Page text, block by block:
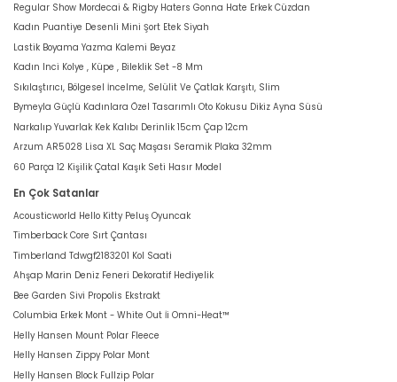
Regular Show Mordecai & Rigby Haters Gonna Hate Erkek Cüzdan
Kadın Puantiye Desenli Mini Şort Etek Siyah
Lastik Boyama Yazma Kalemi Beyaz
Kadın Inci Kolye , Küpe , Bileklik Set -8 Mm
Sıkılaştırıcı, Bölgesel İncelme, Selülit Ve Çatlak Karşıtı, Slim
Bymeyla Güçlü Kadınlara Özel Tasarımlı Oto Kokusu Dikiz Ayna Süsü
Narkalıp Yuvarlak Kek Kalıbı Derinlik 15cm Çap 12cm
Arzum AR5028 Lisa XL Saç Maşası Seramik Plaka 32mm
60 Parça 12 Kişilik Çatal Kaşık Seti Hasır Model
En Çok Satanlar
Acousticworld Hello Kitty Peluş Oyuncak
Timberback Core Sırt Çantası
Timberland Tdwgf2183201 Kol Saati
Ahşap Marin Deniz Feneri Dekoratif Hediyelik
Bee Garden Sivi Propolis Ekstrakt
Columbia Erkek Mont - White Out İi Omni-Heat™
Helly Hansen Mount Polar Fleece
Helly Hansen Zippy Polar Mont
Helly Hansen Block Fullzip Polar